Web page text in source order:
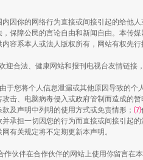
因你的网络行为直接或间接引起的给他人
保障公民的言论自由和新闻自由。本传
容系本人或法人版权所有，网站有权先
迎合法、健康网站和报刊电视台友情链接
由于您将个人信息泄漏或其他原因导致的个
攻击、电脑病毒侵入或政府管制而造成的暂
及声明中列明的使用方式或免责情形； ⑺
承担一切因您的行为而直接或间接引起
有关规定将不定期更新本声明。
伙伴在合作伙伴的网站上使用你留言在